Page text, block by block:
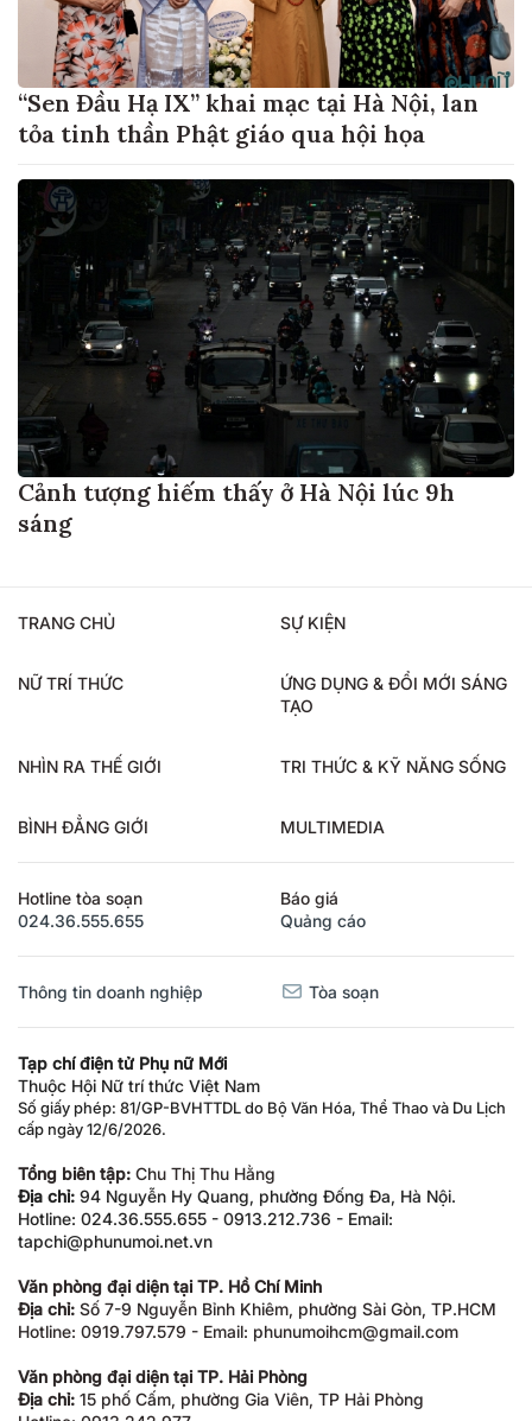
“Sen Đầu Hạ IX” khai mạc tại Hà Nội, lan
tỏa tinh thần Phật giáo qua hội họa
Cảnh tượng hiếm thấy ở Hà Nội lúc 9h
sáng
TRANG CHỦ SỰ KIỆN
NỮ TRÍ THỨC
ỨNG DỤNG & ĐỔI MỚI SÁNG
TẠO
NHÌN RA THẾ GIỚI TRI THỨC & KỸ NĂNG SỐNG
BÌNH ĐẲNG GIỚI MULTIMEDIA
Hotline tòa soạn
024.36.555.655
Báo giá
Quảng cáo
Thông tin doanh nghiệp Tòa soạn
Tạp chí điện tử Phụ nữ Mới
Thuộc Hội Nữ trí thức Việt Nam
Số giấy phép: 81/GP-BVHTTDL do Bộ Văn Hóa, Thể Thao và Du Lịch
cấp ngày 12/6/2026.
Tổng biên tập: Chu Thị Thu Hằng
Địa chỉ: 94 Nguyễn Hy Quang, phường Đống Đa, Hà Nội.
Hotline: 024.36.555.655 - 0913.212.736 - Email:
tapchi@phunumoi.net.vn
Văn phòng đại diện tại TP. Hồ Chí Minh
Địa chỉ: Số 7-9 Nguyễn Bỉnh Khiêm, phường Sài Gòn, TP.HCM
Hotline: 0919.797.579 - Email: phunumoihcm@gmail.com
Văn phòng đại diện tại TP. Hải Phòng
Địa chỉ: 15 phố Cấm, phường Gia Viên, TP Hải Phòng